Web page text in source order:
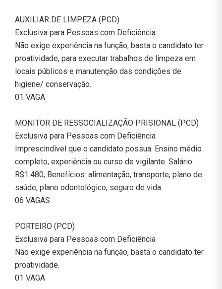
AUXILIAR DE LIMPEZA (PCD)
Exclusiva para Pessoas com Deficiência
Não exige experiência na função, basta o candidato ter
proatividade, para executar trabalhos de limpeza em
locais públicos e manutenção das condições de
higiene/ conservação.
01 VAGA
MONITOR DE RESSOCIALIZAÇÃO PRISIONAL (PCD)
Exclusiva para Pessoas com Deficiência
Imprescindível que o candidato possua: Ensino médio
completo, experiência ou curso de vigilante. Salário:
R$1.480; Benefícios: alimentação, transporte, plano de
saúde, plano odontológico, seguro de vida.
06 VAGAS
PORTEIRO (PCD)
Exclusiva para Pessoas com Deficiência
Não exige experiência na função, basta o candidato ter
proatividade.
01 VAGA